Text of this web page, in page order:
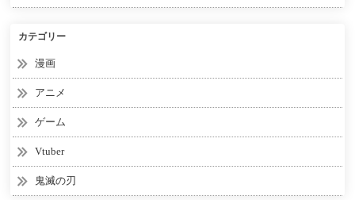
カテゴリー
漫画
アニメ
ゲーム
Vtuber
鬼滅の刃